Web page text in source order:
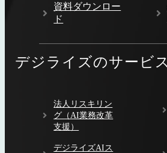
資料ダウンロー
ド
デジライズのサービス
法人リスキリン
グ（AI業務改革
支援）
デジライズAIス